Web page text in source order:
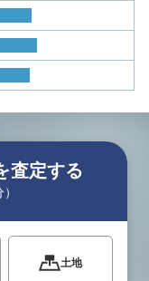
査定する
土地